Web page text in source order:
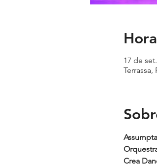
17 de
Terrassa,
Crea